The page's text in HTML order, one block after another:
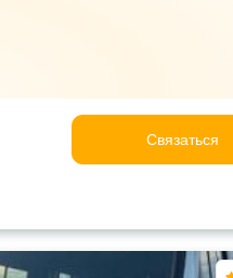
Связаться